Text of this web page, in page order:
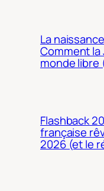
La
Comment la
monde libre
Flashback
française
2026 (et le